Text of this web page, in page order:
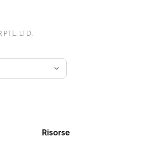
PTE. LTD.
Risorse